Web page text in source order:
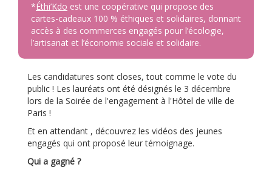
*Éthi’Kdo est une coopérative qui propose des
cartes-cadeaux 100 % éthiques et solidaires, donnant
accès à des commerces engagés pour l’écologie,
l’artisanat et l’économie sociale et solidaire.
Les candidatures sont closes, tout comme le vote du
public ! Les lauréats ont été désignés le 3 décembre
lors de la Soirée de l'engagement à l'Hôtel de ville de
Paris !
Et en attendant , découvrez les vidéos des jeunes
engagés qui ont proposé leur témoignage.
Qui a gagné ?